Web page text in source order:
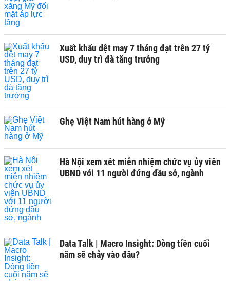
Xuất khẩu dệt may 7 tháng đạt trên 27 tỷ
USD, duy trì đà tăng trưởng
Ghẹ Việt Nam hút hàng ở Mỹ
Hà Nội xem xét miễn nhiệm chức vụ ủy viên
UBND với 11 người đứng đầu sở, ngành
Data Talk | Macro Insight: Dòng tiền cuối
năm sẽ chảy vào đâu?